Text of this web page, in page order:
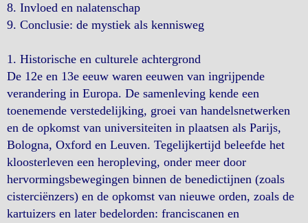
8. Invloed en nalatenschap
9. Conclusie: de mystiek als kennisweg
1. Historische en culturele achtergrond
De 12e en 13e eeuw waren eeuwen van ingrijpende
verandering in Europa. De samenleving kende een
toenemende verstedelijking, groei van handelsnetwerken
en de opkomst van universiteiten in plaatsen als Parijs,
Bologna, Oxford en Leuven. Tegelijkertijd beleefde het
kloosterleven een heropleving, onder meer door
hervormingsbewegingen binnen de benedictijnen (zoals
cisterciënzers) en de opkomst van nieuwe orden, zoals de
kartuizers en later bedelorden: franciscanen en